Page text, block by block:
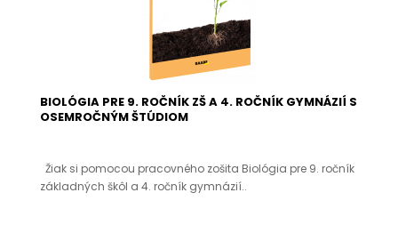
BIOLÓGIA PRE 9. ROČNÍK ZŠ A 4. ROČNÍK GYMNÁZIÍ S
OSEMROČNÝM ŠTÚDIOM
Žiak si pomocou pracovného zošita Biológia pre 9. ročník
základných škôl a 4. ročník gymnázií..